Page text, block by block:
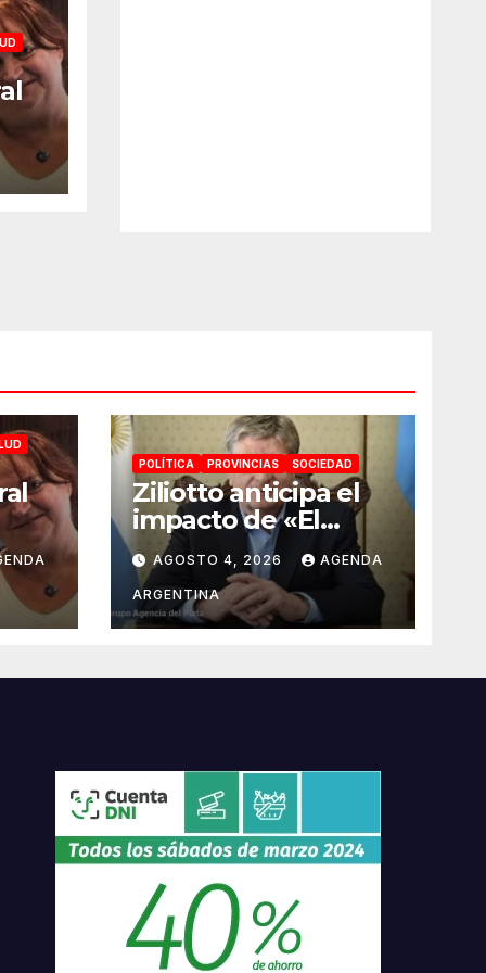
la
la
POLÍTICA PROVINCIAS SOCIEDAD
Ziliotto anticipa el
impacto de «El
Niño» creando una
«Unidad de
Gestión» para
proteger el
AGOSTO 4, 2026 AGENDA
ARGENTINA